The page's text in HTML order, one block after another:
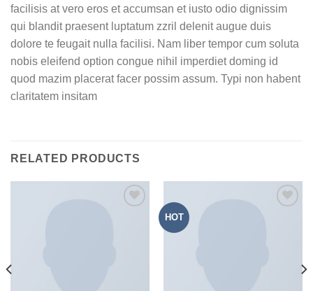
facilisis at vero eros et accumsan et iusto odio dignissim
qui blandit praesent luptatum zzril delenit augue duis
dolore te feugait nulla facilisi. Nam liber tempor cum soluta
nobis eleifend option congue nihil imperdiet doming id
quod mazim placerat facer possim assum. Typi non habent
claritatem insitam
RELATED PRODUCTS
HOT